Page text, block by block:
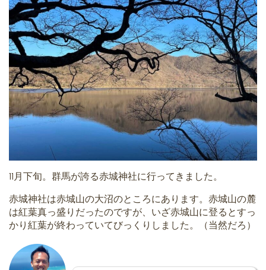
11月下旬。群馬が誇る赤城神社に行ってきました。
赤城神社は赤城山の大沼のところにあります。赤城山の麓
は紅葉真っ盛りだったのですが、いざ赤城山に登るとすっ
かり紅葉が終わっていてびっくりしました。（当然だろ）